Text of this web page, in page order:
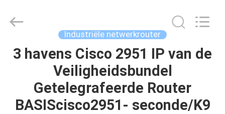
HUIS
PRODUCTEN
Ltd..
Industriële netwerkrouter
3 havens Cisco 2951 IP van de
Veiligheidsbundel
Getelegrafeerde Router
BASIScisco2951- seconde/K9